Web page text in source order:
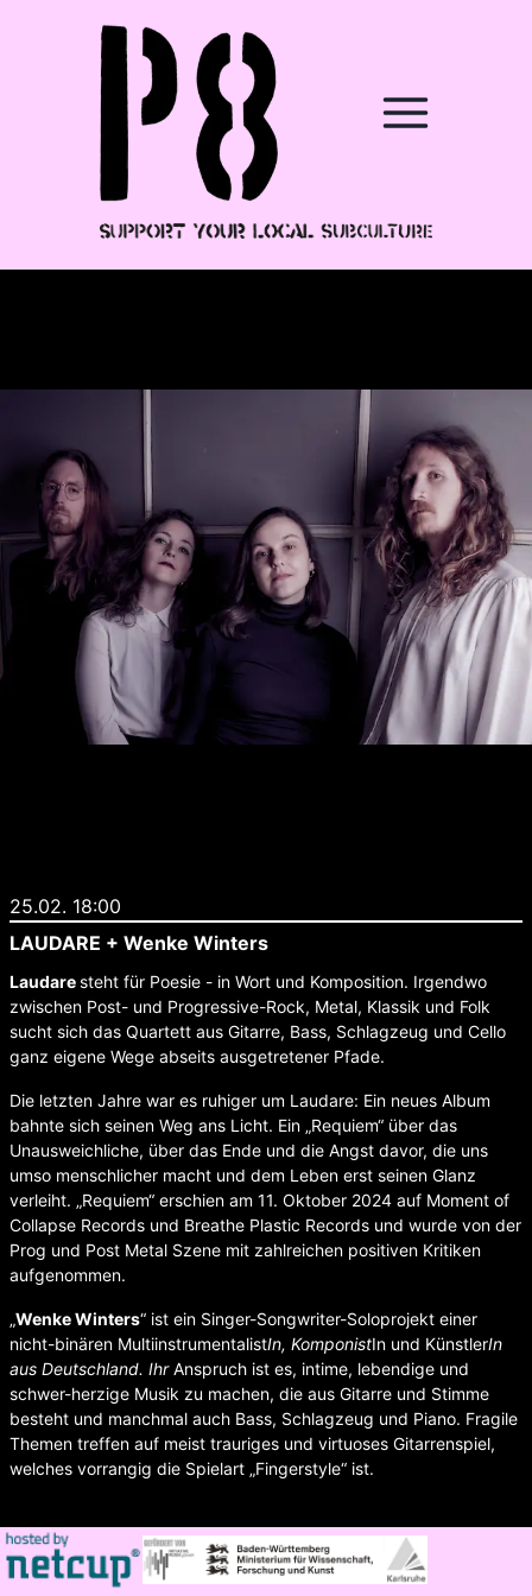
25.02. 18:00
LAUDARE + Wenke Winters
Laudaresteht für Poesie - in Wort und Komposition. Irgendwo
zwischen Post- und Progressive-Rock, Metal, Klassik und Folk
sucht sich das Quartett aus Gitarre, Bass, Schlagzeug und Cello
ganz eigene Wege abseits ausgetretener Pfade.
Die letzten Jahre war es ruhiger um Laudare: Ein neues Album
bahnte sich seinen Weg ans Licht. Ein „Requiem“ über das
Unausweichliche, über das Ende und die Angst davor, die uns
umso menschlicher macht und dem Leben erst seinen Glanz
verleiht. „Requiem“ erschien am 11. Oktober 2024 auf Moment of
Collapse Records und Breathe Plastic Records und wurde von der
Prog und Post Metal Szene mit zahlreichen positiven Kritiken
aufgenommen.
„Wenke Winters“ ist ein Singer-Songwriter-Soloprojekt einer
nicht-binären MultiinstrumentalistIn, KomponistIn und KünstlerIn
aus Deutschland. IhrAnspruch ist es, intime, lebendige und
schwer-herzige Musik zu machen, die aus Gitarre und Stimme
besteht und manchmal auch Bass, Schlagzeug und Piano. Fragile
Themen treffen auf meist trauriges und virtuoses Gitarrenspiel,
welches vorrangig die Spielart „Fingerstyle“ ist.